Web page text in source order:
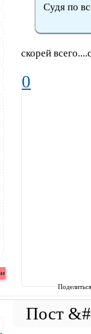
Судя по
скорей
0